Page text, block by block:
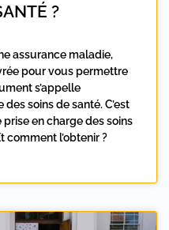
?
assurance maladie,
pour vous permettre
s’appelle
soins de santé. C’est
en charge des soins
comment l’obtenir ?